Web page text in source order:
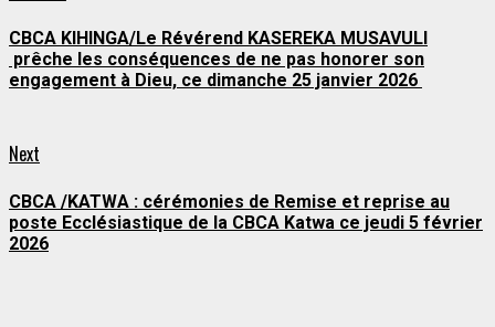
Reading
CBCA KIHINGA/Le Révérend KASEREKA MUSAVULI
prêche les conséquences de ne pas honorer son
engagement à Dieu, ce dimanche 25 janvier 2026
Next
CBCA /KATWA : cérémonies de Remise et reprise au
poste Ecclésiastique de la CBCA Katwa ce jeudi 5 février
2026